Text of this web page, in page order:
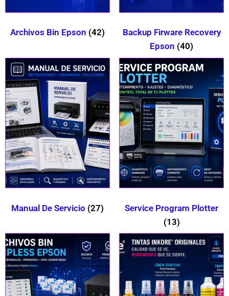
Archivos Bin Epson (42)
Backup Firware Recovery
Epson (40)
Manual De Servicio (27)
Service Program Plotter
(13)